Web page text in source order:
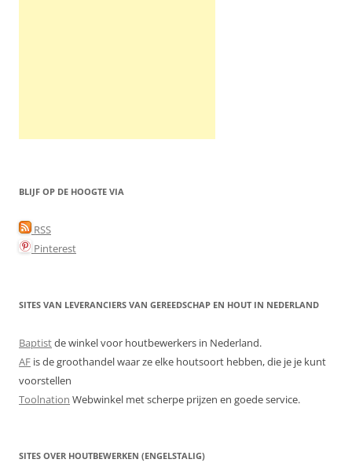
BLIJF OP DE HOOGTE VIA
RSS
Pinterest
SITES VAN LEVERANCIERS VAN GEREEDSCHAP EN HOUT IN NEDERLAND
Baptistde winkel voor houtbewerkers in Nederland.
AF is de groothandel waar ze elke houtsoort hebben, die je je kunt
voorstellen
Toolnation Webwinkel met scherpe prijzen en goede service.
SITES OVER HOUTBEWERKEN (ENGELSTALIG)